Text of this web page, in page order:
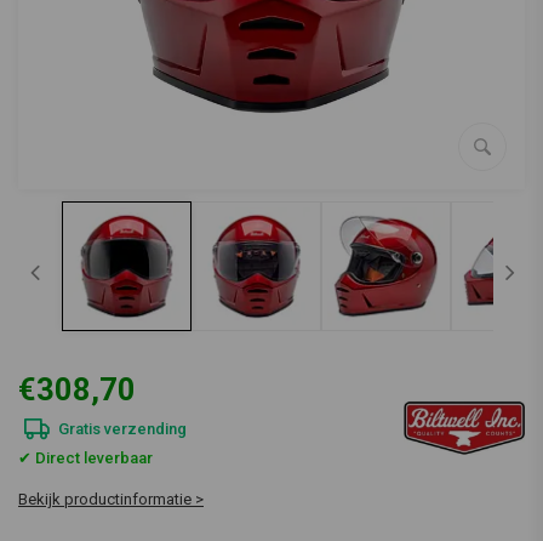
€308,70
Gratis verzending
✔ Direct leverbaar
Bekijk productinformatie >